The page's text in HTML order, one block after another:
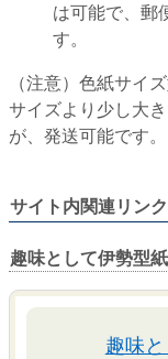
は可能で、郵
す。
（注意）色紙サイ
サイズより少し大
が、発送可能です。
サイト内関連リンク
趣味として伊勢型
趣味